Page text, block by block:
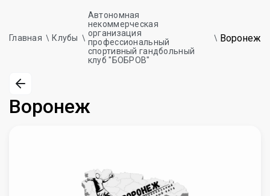
Главная Клубы
Автономная
некоммерческая
организация
профессиональный
спортивный гандбольный
клуб "БОБРОВ"
Воронеж
Воронеж